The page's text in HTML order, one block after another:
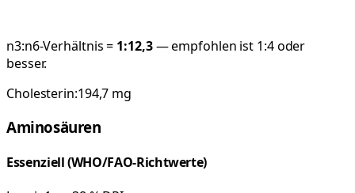
n3:n6-Verhältnis = 1:12,3— empfohlen ist 1:4 oder
besser.
Cholesterin:194,7 mg
Aminosäuren
Essenziell (WHO/FAO-Richtwerte)